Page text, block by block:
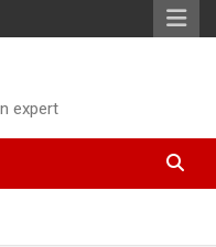
expert